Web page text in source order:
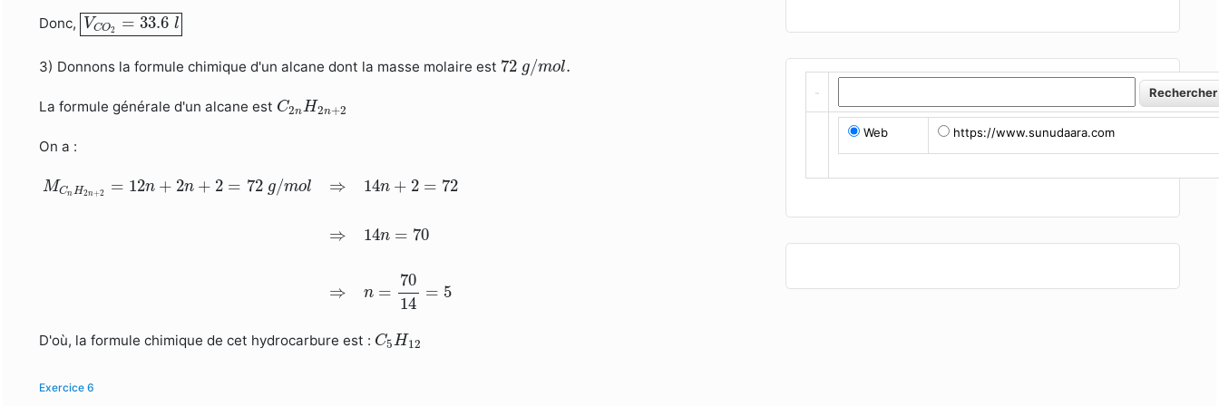
Donc, VCO2 = 33.6 l
VCO2=33.6l
3) Donnons la formule chimique d'un alcane dont la masse molaire est 72 g/mol.
72 /m ol
La formule générale d'un alcane est C2nH2n+2
C nH
On a :
MCnH2n+2 = 12n + 2n + 2 = 72 g/mol ⇒ 14n + 2 = 72
⇒ 14n = 70
⇒ n =
70
14
= 5
MC 2=12 n +2 + 2= 72g/ o ⇒14 n+ = 72 ⇒ 14 =70
D'où, la formule chimique de cet hydrocarbure est : C5H12
C 5H
Exercice 6
Web https://www.sunudaara.com